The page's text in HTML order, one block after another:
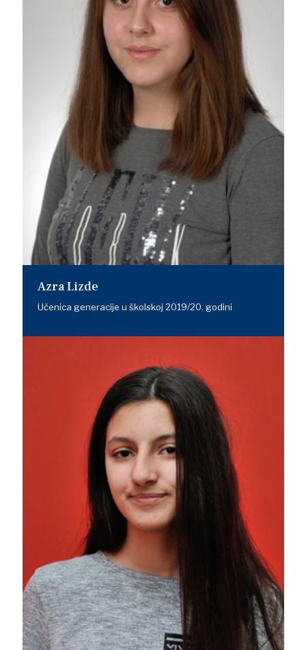
Azra Lizde
Učenica generacije u školskoj 2019/20. godini